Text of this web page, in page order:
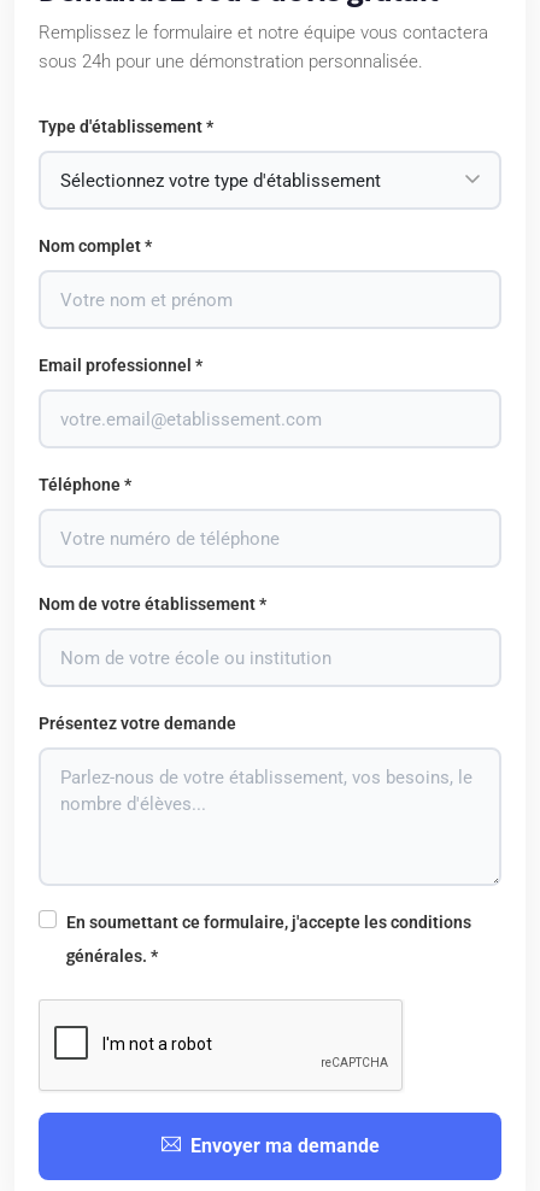
Remplissez le formulaire et notre équipe vous contactera
sous 24h pour une démonstration personnalisée.
Type d'établissement *
Nom complet *
Email professionnel *
Téléphone *
Nom de votre établissement *
Présentez votre demande
En soumettant ce formulaire, j'accepte les conditions
générales. *
Envoyer ma demande